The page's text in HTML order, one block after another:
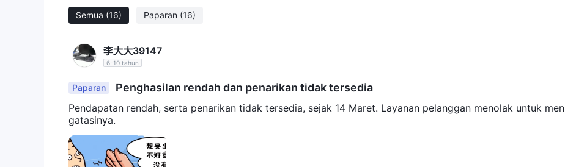
Semua (16) Paparan (16)
李大大39147
6-10 tahun
Paparan Penghasilan rendah dan penarikan tidak tersedia
Pendapatan rendah, serta penarikan tidak tersedia, sejak 14 Maret. Layanan pelanggan menolak untuk men
gatasinya.